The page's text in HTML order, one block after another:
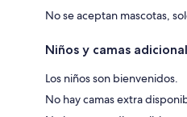
No se aceptan mascotas,
Niños y camas
Los niños son bienvenidos.
No hay camas extra